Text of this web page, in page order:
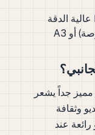
— نزّل ملفات PDF عالية الدقة
مميز جداً يشعر
وثقافة
رائعة عند